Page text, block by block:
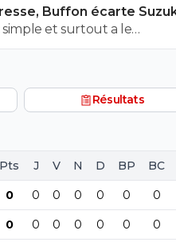
élève de 3eme sait que le
à toi l'ane du
!! Tu viens de le
tes parents t'ont fini à la
que tu connais rien à
de culture veut
Buffon écarte
et surtout a le
pensait que le nazisme
partout tes parents t'ont
Résultats
Pts J V N D BP BC
0 0 0 0 0 0 0
0 0 0 0 0 0 0